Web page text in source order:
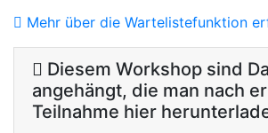
Mehr über die Wartelistefunktion
Diesem Workshop sind
angehängt, die man nach
Teilnahme hier